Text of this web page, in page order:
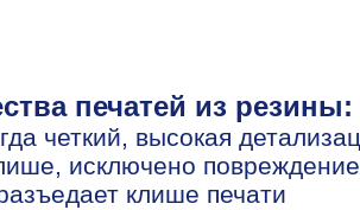
печатей из резины:
четкий, высокая
исключено
клише печати